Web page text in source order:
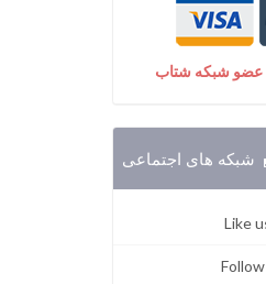
عضو شبکه شتاب
شبکه های اجتماعی